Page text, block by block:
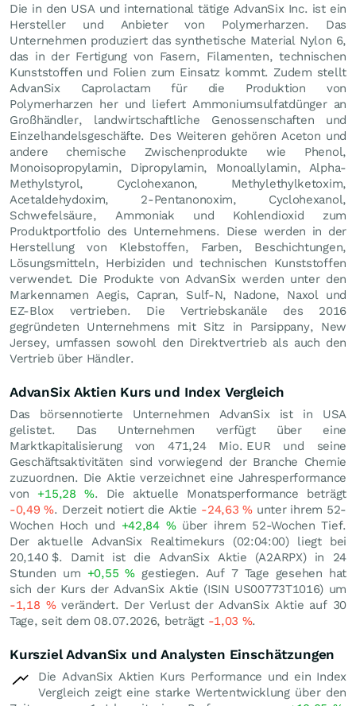
Die in den USA und international tätige AdvanSix Inc. ist ein
Hersteller und Anbieter von Polymerharzen. Das
Unternehmen produziert das synthetische Material Nylon 6,
das in der Fertigung von Fasern, Filamenten, technischen
Kunststoffen und Folien zum Einsatz kommt. Zudem stellt
AdvanSix Caprolactam für die Produktion von
Polymerharzen her und liefert Ammoniumsulfatdünger an
Großhändler, landwirtschaftliche Genossenschaften und
Einzelhandelsgeschäfte. Des Weiteren gehören Aceton und
andere chemische Zwischenprodukte wie Phenol,
Monoisopropylamin, Dipropylamin, Monoallylamin, Alpha-
Methylstyrol, Cyclohexanon, Methylethylketoxim,
Acetaldehydoxim, 2-Pentanonoxim, Cyclohexanol,
Schwefelsäure, Ammoniak und Kohlendioxid zum
Produktportfolio des Unternehmens. Diese werden in der
Herstellung von Klebstoffen, Farben, Beschichtungen,
Lösungsmitteln, Herbiziden und technischen Kunststoffen
verwendet. Die Produkte von AdvanSix werden unter den
Markennamen Aegis, Capran, Sulf-N, Nadone, Naxol und
EZ-Blox vertrieben. Die Vertriebskanäle des 2016
gegründeten Unternehmens mit Sitz in Parsippany, New
Jersey, umfassen sowohl den Direktvertrieb als auch den
Vertrieb über Händler.
AdvanSix Aktien Kurs und Index Vergleich
Das börsennotierte Unternehmen AdvanSix ist in USA
gelistet. Das Unternehmen verfügt über eine
Marktkapitalisierung von 471,24 Mio. EUR und seine
Geschäftsaktivitäten sind vorwiegend der Branche Chemie
zuzuordnen. Die Aktie verzeichnet eine Jahresperformance
von +15,28 %. Die aktuelle Monatsperformance beträgt
-0,49%. Derzeit notiert die Aktie -24,63%unter ihrem 52-
Wochen Hoch und +42,84 %über ihrem 52-Wochen Tief.
Der aktuelle AdvanSix Realtimekurs (02:04:00) liegt bei
20,140 $. Damit ist die AdvanSix Aktie (A2ARPX) in 24
Stunden um +0,55% gestiegen. Auf 7 Tage gesehen hat
sich der Kurs der AdvanSix Aktie (ISIN US00773T1016) um
-1,18 %verändert. Der Verlust der AdvanSix Aktie auf 30
Tage, seit dem 08.07.2026, beträgt -1,03 %.
Kursziel AdvanSix und Analysten Einschätzungen
Die AdvanSix Aktien Kurs Performance und ein Index
Vergleich zeigt eine starke Wertentwicklung über den